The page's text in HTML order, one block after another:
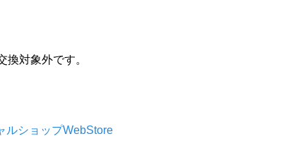
対象外です。
ルショップWebStore